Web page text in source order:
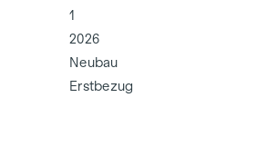
1
2026
Neubau
Erstbezug